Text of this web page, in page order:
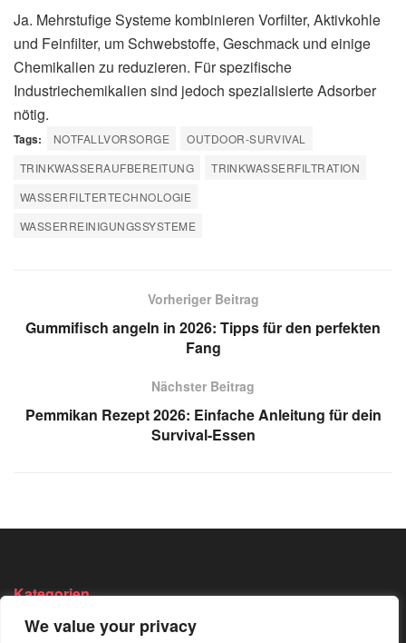
We value your privacy
Ja. Mehrstufige Systeme kombinieren Vorfilter, Aktivkohle
und Feinfilter, um Schwebstoffe, Geschmack und einige
Chemikalien zu reduzieren. Für spezifische
Industriechemikalien sind jedoch spezialisierte Adsorber
nötig.
Tags: NOTFALLVORSORGE
OUTDOOR-SURVIVAL
TRINKWASSERAUFBEREITUNG
TRINKWASSERFILTRATION
WASSERFILTERTECHNOLOGIE
WASSERREINIGUNGSSYSTEME
Vorheriger Beitrag
Gummifisch angeln in 2026: Tipps für den perfekten
Fang
Nächster Beitrag
Pemmikan Rezept 2026: Einfache Anleitung für dein
Survival-Essen
Kategorien
Angeln Survival